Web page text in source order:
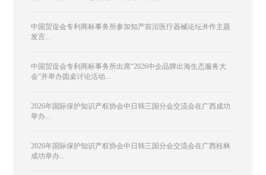
中国贸促会专利商标事务所参加知产前沿医疗器械论坛并作主题
发言...
中国贸促会专利商标事务所出席“2026中企品牌出海生态服务大
会”并举办圆桌讨论活动...
2026年国际保护知识产权协会中日韩三国分会交流会在广西成功
举办...
2026年国际保护知识产权协会中日韩三国分会交流会在广西桂林
成功举办...